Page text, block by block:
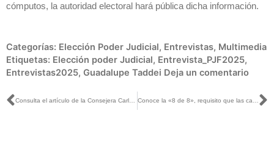
cómputos, la autoridad electoral hará pública dicha información.
Categorías: Elección Poder Judicial, Entrevistas, Multimedia
Etiquetas: Elección poder Judicial, Entrevista_PJF2025,
Entrevistas2025, Guadalupe Taddei Deja un comentario
Ant Consulta el artículo de la Consejera Carla Humphrey publicado en El Universal Conoce la «8 de 8», requisito que las candidaturas al Poder Judicial deben cumplir para ser elegibles a un cargo público